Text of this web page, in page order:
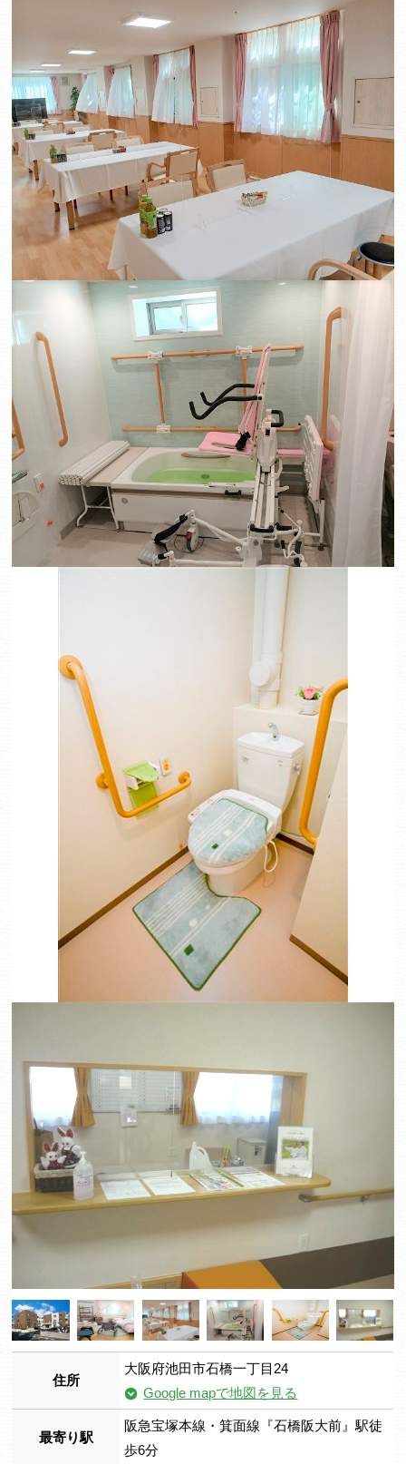
住所
大阪府池田市石橋一丁目24
Google mapで地図を見る
最寄り駅
阪急宝塚本線・箕面線『石橋阪大前』駅徒
歩6分